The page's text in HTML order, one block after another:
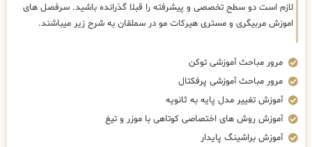
لازم است دو سطح تخصصی و پیشرفته را قبلا گذرانده باشید. سرفصل های
اموزش مربیگری و مستری هیرکات مو در سملقان به شرح زیر میباشند.
مرور مباحث آموزشی توکن
مرور مباحث آموزشی پرفکتال
آموزش تغییر مدل پایه به ثانویه
آموزش روش های اختصاصی کوتاهی با موزر و تیغ
آموزش براشینگ پایدار